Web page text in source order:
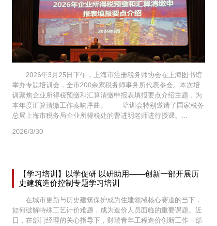
2026年3月25日下午，上海市注册税务师协会在上海图书馆
举办专题培训会，全市200余家税务师事务所代表参会。本次培
训聚焦企业所得税预缴和汇算清缴申报表填报要点介绍主题，为
本年度汇算清缴工作奏响序曲。 培训会特别邀请了国家税务
总局上海市税务局企业所得税处的曹进明老师进行授课。...
2026/3/30
【学习培训】以学促研 以研助用——创新一部开展历
史建筑造价控制专题学习培训
在城市更新与历史建筑保护成为住建领域核心赛道的当下，
如何破解特殊工艺计价难题，成为造价人员面临的重要课题。近
日，在部门经理的关心指导下，财瑞青年工程造价创新工作一部